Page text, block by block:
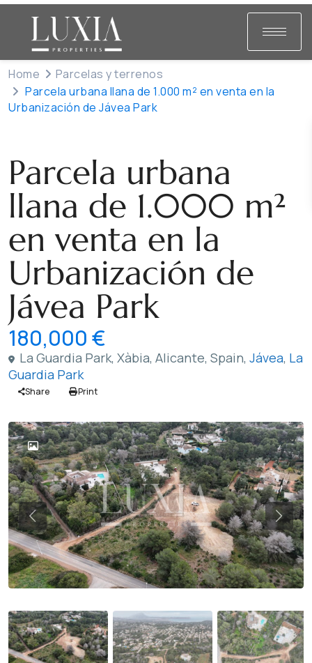
Home
Parcelas y terrenos
Parcela urbana llana de 1.000 m² en venta en la
Urbanización de Jávea Park
Parcela urbana
llana de 1.000 m²
en venta en la
Urbanización de
Jávea Park
180,000 €
La Guardia Park, Xàbia, Alicante, Spain, Jávea, La
Guardia Park
Share Print
Previous